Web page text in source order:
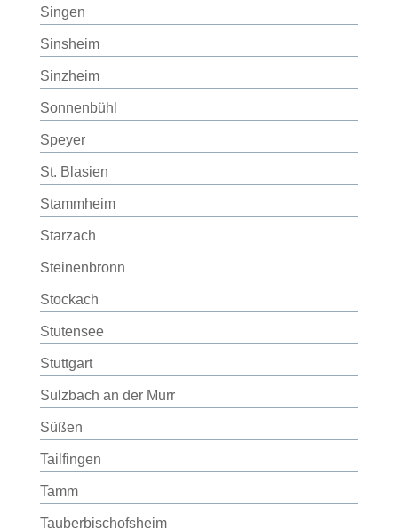
Singen
Sinsheim
Sinzheim
Sonnenbühl
Speyer
St. Blasien
Stammheim
Starzach
Steinenbronn
Stockach
Stutensee
Stuttgart
Sulzbach an der Murr
Süßen
Tailfingen
Tamm
Tauberbischofsheim